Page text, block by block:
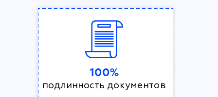
100%
подлинность документов